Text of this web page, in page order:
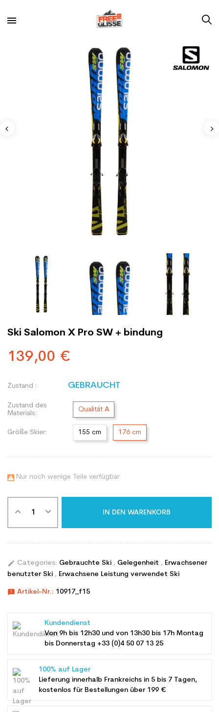
Ski Salomon X Pro SW + bindung
139,00 €
Zustand : GEBRAUCHT
Zustand des
Materials:
Qualität A
Größe Skier: 155 cm 176 cm
 Nur noch wenige Teile verfügbar
IN DEN WARENKORB
edit Categories: Gebrauchte Ski , Gelegenheit , Erwachsener
benutzter Ski , Erwachsene Leistung verwendet Ski
announcement Artikel-Nr.: 10917_f15
Kundendienst
Von 9h bis 12h30 und von 13h30 bis 17h Montag
bis Donnerstag +33 (0)4 50 07 13 25
100% auf Lager
Lieferung innerhalb Frankreichs in 5 bis 7 Tagen,
kostenlos für Bestellungen über 199 €